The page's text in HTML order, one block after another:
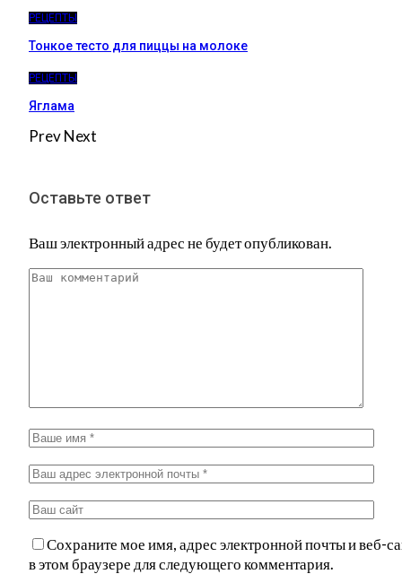
РЕЦЕПТЫ
Тонкое тесто для пиццы на молоке
РЕЦЕПТЫ
Яглама
PrevNext
Оставьте ответ
Ваш электронный адрес не будет опубликован.
Сохраните мое имя, адрес электронной почты и веб-
в этом браузере для следующего комментария.